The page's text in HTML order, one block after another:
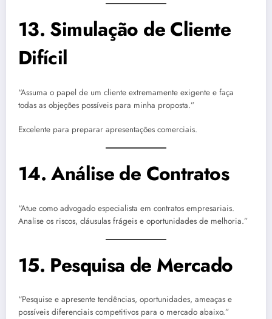
13. Simulação de Cliente
Difícil
“Assuma o papel de um cliente extremamente exigente e faça
todas as objeções possíveis para minha proposta.”
Excelente para preparar apresentações comerciais.
14. Análise de Contratos
“Atue como advogado especialista em contratos empresariais.
Analise os riscos, cláusulas frágeis e oportunidades de melhoria.”
15. Pesquisa de Mercado
“Pesquise e apresente tendências, oportunidades, ameaças e
possíveis diferenciais competitivos para o mercado abaixo.”